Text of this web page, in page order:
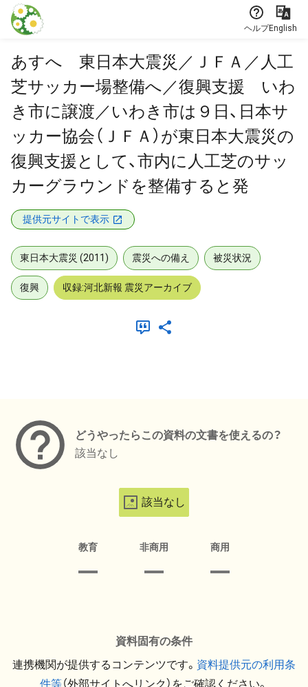
本文に飛ぶ
ヘルプEnglish
あすへ 東日本大震災／ＪＦＡ／人工
芝サッカー場整備へ／復興支援 いわ
き市に譲渡／いわき市は９日、日本サ
ッカー協会（ＪＦＡ）が東日本大震災の
復興支援として、市内に人工芝のサッ
カーグラウンドを整備すると発
提供元サイトで表示
東日本大震災 (2011) 震災への備え 被災状況
復興 収録:河北新報 震災アーカイブ
どうやったらこの資料の文書を使えるの？
該当なし
該当なし
教育 非商用 商用
資料固有の条件
連携機関が提供するコンテンツです。 資料提供元の利用条
件等（外部サイトへリンク）をご確認ください。